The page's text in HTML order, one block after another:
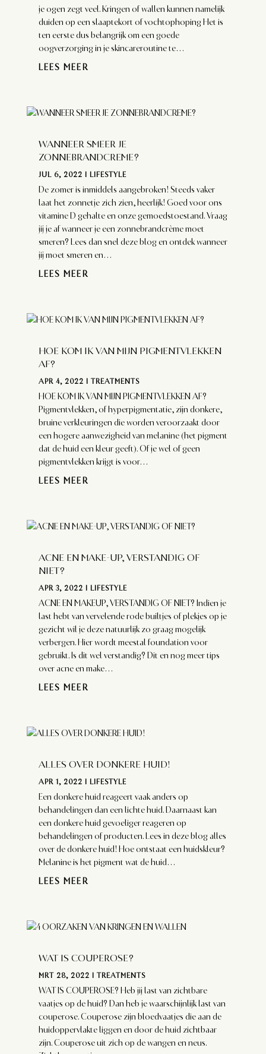
je ogen zegt veel. Kringen of wallen kunnen namelijk
duiden op een slaaptekort of vochtophoping Het is
ten eerste dus belangrijk om een goede
oogverzorging in je skincareroutine te...
LEES MEER
WANNEER SMEER JE
ZONNEBRANDCREME?
JUL 6, 2022 LIFESTYLE
De zomer is inmiddels aangebroken! Steeds vaker
laat het zonnetje zich zien, heerlijk! Goed voor ons
vitamine D gehalte en onze gemoedstoestand. Vraag
jij je af wanneer je een zonnebrandcrème moet
smeren? Lees dan snel deze blog en ontdek wanneer
jij moet smeren en...
LEES MEER
HOE KOM IK VAN MIJN PIGMENTVLEKKEN
AF?
APR 4, 2022 TREATMENTS
HOE KOM IK VAN MIJN PIGMENTVLEKKEN AF?
Pigmentvlekken, of hyperpigmentatie, zijn donkere,
bruine verkleuringen die worden veroorzaakt door
een hogere aanwezigheid van melanine (het pigment
dat de huid een kleur geeft). Of je wel of geen
pigmentvlekken krijgt is voor...
LEES MEER
ACNE EN MAKE-UP, VERSTANDIG OF
NIET?
APR 3, 2022 LIFESTYLE
ACNE EN MAKEUP, VERSTANDIG OF NIET? Indien je
last hebt van vervelende rode builtjes of plekjes op je
gezicht wil je deze natuurlijk zo graag mogelijk
verbergen. Hier wordt meestal foundation voor
gebruikt. Is dit wel verstandig? Dit en nog meer tips
over acne en make...
LEES MEER
ALLES OVER DONKERE HUID!
APR 1, 2022 LIFESTYLE
Een donkere huid reageert vaak anders op
behandelingen dan een lichte huid. Daarnaast kan
een donkere huid gevoeliger reageren op
behandelingen of producten. Lees in deze blog alles
over de donkere huid! Hoe ontstaat een huidskleur?
Melanine is het pigment wat de huid...
LEES MEER
WAT IS COUPEROSE?
MRT 28, 2022 TREATMENTS
WAT IS COUPEROSE? Heb jij last van zichtbare
vaatjes op de huid? Dan heb je waarschijnlijk last van
couperose. Couperose zijn bloedvaatjes die aan de
huidoppervlakte liggen en door de huid zichtbaar
zijn. Couperose uit zich op de wangen en neus.